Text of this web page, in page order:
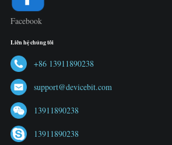
Facebook
Liên hệ chúng tôi
+86 13911890238
support@devicebit.com
13911890238
13911890238